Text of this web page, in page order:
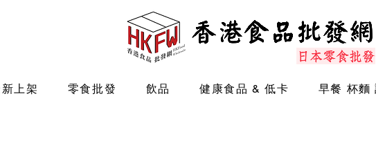
上架 零食批發 飲品 健康食品 & 低卡 早餐 杯麵